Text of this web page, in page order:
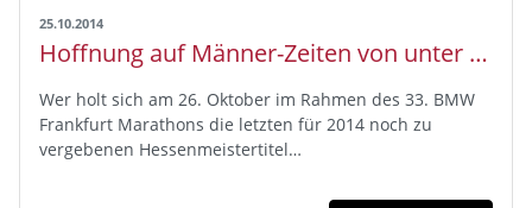
25.10.2014
Hoffnung auf Männer-Zeiten von unter 2:30 Stunden und eine schnelle Nina Stöcker
Wer holt sich am 26. Oktober im Rahmen des 33. BMW
Frankfurt Marathons die letzten für 2014 noch zu
vergebenen Hessenmeistertitel…